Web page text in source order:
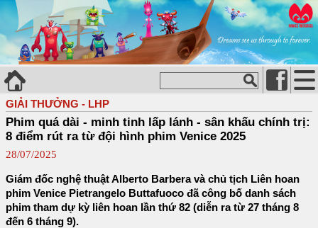
GIẢI THƯỞNG - LHP
Phim quá dài - minh tinh lấp lánh - sân khấu chính trị:
8 điểm rút ra từ đội hình phim Venice 2025
28/07/2025
Giám đốc nghệ thuật Alberto Barbera và chủ tịch Liên hoan
phim Venice Pietrangelo Buttafuoco đã công bố danh sách
phim tham dự kỳ liên hoan lần thứ 82 (diễn ra từ 27 tháng 8
đến 6 tháng 9).